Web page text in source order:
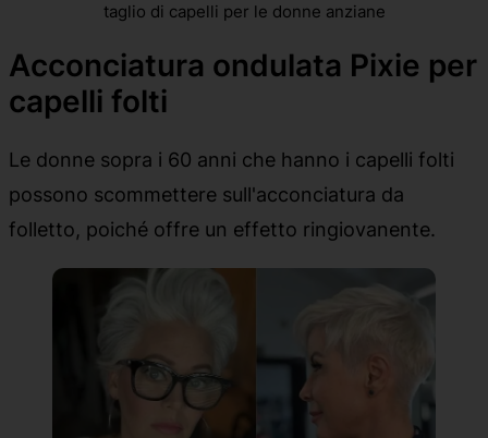
taglio di capelli per le donne anziane
Acconciatura ondulata Pixie per
capelli folti
Le donne sopra i 60 anni che hanno i capelli folti
possono scommettere sull'acconciatura da
folletto, poiché offre un effetto ringiovanente.